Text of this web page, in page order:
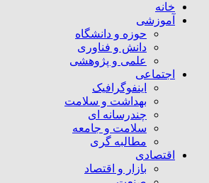
خانه
آموزشی
حوزه و دانشگاه
دانش و فناوری
علمی و پژوهشی
اجتماعی
اینفوگرافیک
بهداشت و سلامت
چندرسانه ای
سلامت و جامعه
مطالبه گری
اقتصادی
بازار و اقتصاد